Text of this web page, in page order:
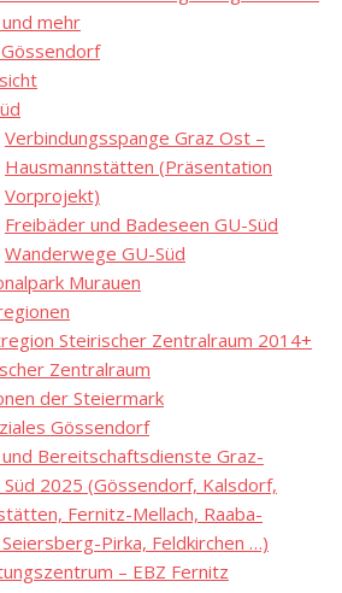
mehr
Verbindungsspange Graz Ost –
Hausmannstätten (Präsentation
Vorprojekt)
Freibäder und Badeseen GU-Süd
Wanderwege GU-Süd
Murauen
Steirischer Zentralraum 2014+
Zentralraum
der Steiermark
Gössendorf
Bereitschaftsdienste Graz-
2025 (Gössendorf, Kalsdorf,
Fernitz-Mellach, Raaba-
Pirka, Feldkirchen …)
– EBZ Fernitz